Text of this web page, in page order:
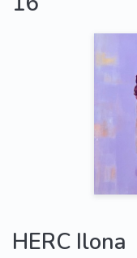
HERC Ilona